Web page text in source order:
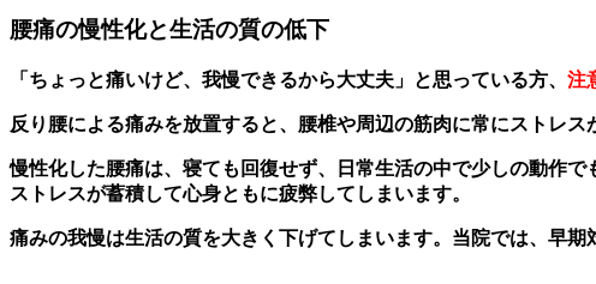
腰痛の慢性化と生活の質の低下
「ちょっと痛いけど、我慢できるから大丈夫」と思っている方、 注
反り腰による痛みを放置すると、腰椎や周辺の筋肉に常にストレ
慢性化した腰痛は、寝ても回復せず、日常生活の中で少しの動作
ストレスが蓄積して心身ともに疲弊してしまいます。
痛みの我慢は生活の質を大きく下げてしまいます。当院では、早